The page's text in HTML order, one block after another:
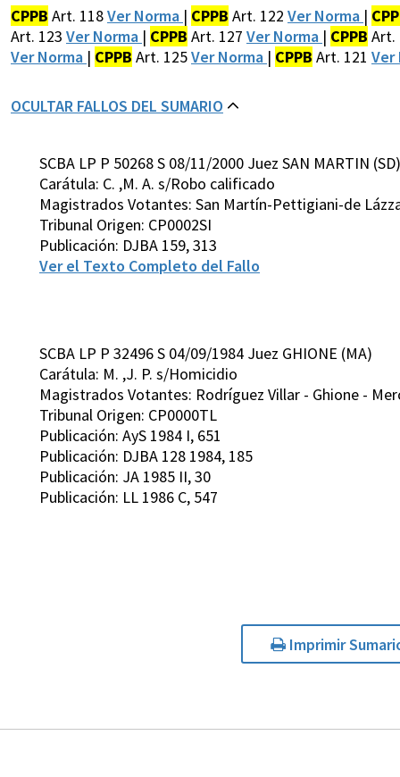
CPPB Art. 118Ver Norma | CPPB Art. 122 Ver Norma |
Art. 123 Ver Norma | CPPB Art. 127 Ver Norma | CPPB Art.
Ver Norma | CPPB Art. 125Ver Norma | CPPB Art. 121 Ver
OCULTAR FALLOS DEL SUMARIO
SCBA LP P 50268 S 08/11/2000 Juez SAN MARTIN (SD)
Carátula: C. ,M. A. s/Robo calificado
Magistrados Votantes: San Martín-Pettigiani-de
Tribunal Origen: CP0002SI
Publicación: DJBA 159, 313
Ver el Texto Completo del Fallo
SCBA LP P 32496 S 04/09/1984 Juez GHIONE (MA)
Carátula: M. ,J. P. s/Homicidio
Magistrados Votantes: Rodríguez Villar - Ghione -
Tribunal Origen: CP0000TL
Publicación: AyS 1984 I, 651
Publicación: DJBA 128 1984, 185
Publicación: JA 1985 II, 30
Publicación: LL 1986 C, 547
Imprimir